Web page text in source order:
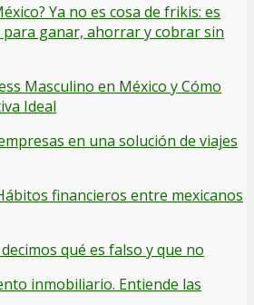
Ya no es cosa de frikis: es
ganar, ahorrar y cobrar sin
Masculino en México y Cómo
Ideal
en una solución de viajes
financieros entre mexicanos
qué es falso y que no
inmobiliario. Entiende las